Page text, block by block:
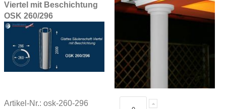
Viertel mit Beschichtung
OSK 260/296
Artikel-Nr.: osk-260-296